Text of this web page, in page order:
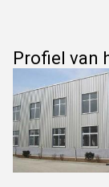
Profiel van